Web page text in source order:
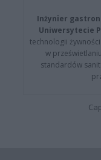
Inżynier
Uniwersytecie
technologii
w
standardów